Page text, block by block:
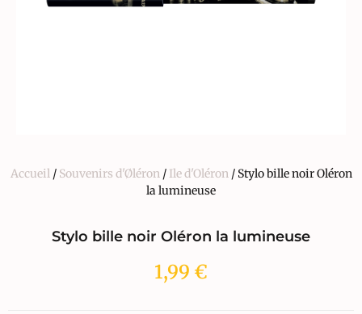
Accueil/ Souvenirs d'Øléron/ Ile d'Oléron/ Stylo bille noir Oléron
la lumineuse
Stylo bille noir Oléron la lumineuse
1,99 €